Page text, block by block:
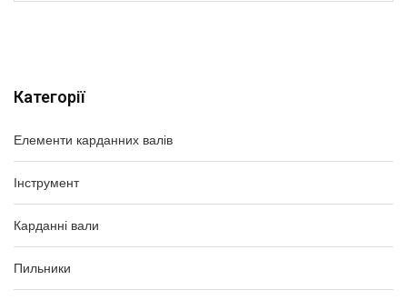
Категорії
Елементи карданних валів
Інструмент
Карданні вали
Пильники